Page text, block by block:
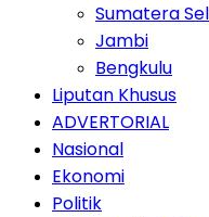
Sumatera
Jambi
Bengkulu
Liputan Khusus
ADVERTORIAL
Nasional
Ekonomi
Politik